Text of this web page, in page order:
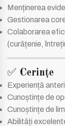
Menținerea
Gestionarea
Colaborarea
(curățenie,
✅ Cerințe
Experiență
Cunoștințe de
Cunoștințe de
Abilități